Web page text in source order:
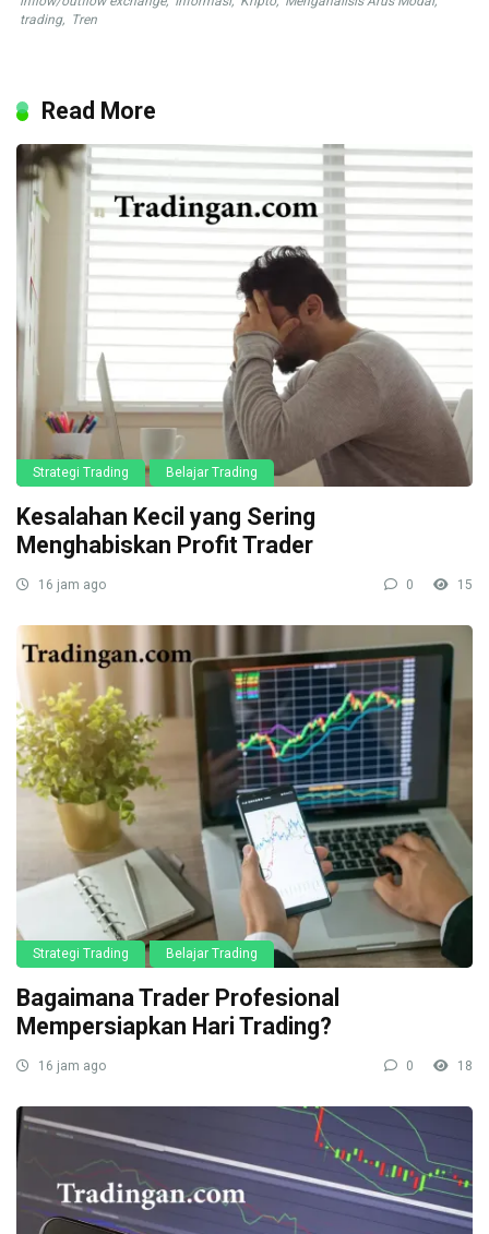
trading, Tren
Read More
Strategi Trading Belajar Trading
Kesalahan Kecil yang Sering
Menghabiskan Profit Trader
16 jam ago 0 15
Strategi Trading Belajar Trading
Bagaimana Trader Profesional
Mempersiapkan Hari Trading?
16 jam ago 0 18